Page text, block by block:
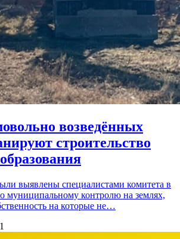
возведённых
строительство
выявлены специалистами комитета в
муниципальному контролю на землях,
на которые не…